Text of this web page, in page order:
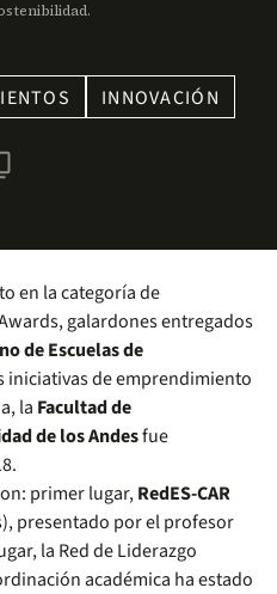
INNOVACIÓN
en la categoría de
galardones entregados
de Escuelas de
iniciativas de emprendimiento
la Facultad de
de los Andesfue
primer lugar,RedES-CAR
presentado por el profesor
la Red de Liderazgo
académica ha estado